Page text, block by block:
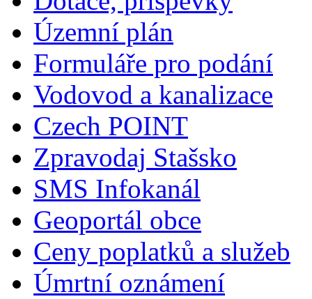
Územní plán
Formuláře pro podání
Vodovod a kanalizace
Czech POINT
Zpravodaj Stašsko
SMS Infokanál
Geoportál obce
Ceny poplatků a služeb
Úmrtní oznámení